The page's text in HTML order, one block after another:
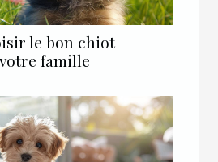
le bon chiot
famille